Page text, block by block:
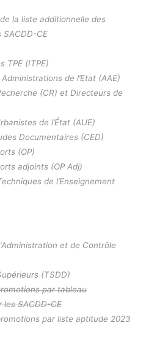
la liste additionnelle des
SACDD-CE
TPE (ITPE)
de l’Etat (AAE)
(CR) et Directeurs de
stes de l’État (AUE)
Documentaires (CED)
(OP)
adjoints (OP Adj)
de l’Enseignement
‘Administration et de Contrôle
(TSDD)
par tableau
les SACDD-CE
par liste aptitude 2023